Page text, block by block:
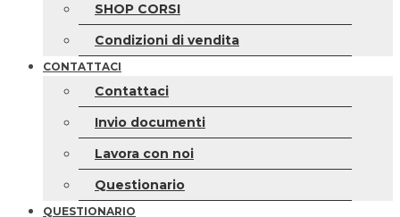
SHOP CORSI
Condizioni di vendita
CONTATTACI
Contattaci
Invio documenti
Lavora con noi
Questionario
QUESTIONARIO